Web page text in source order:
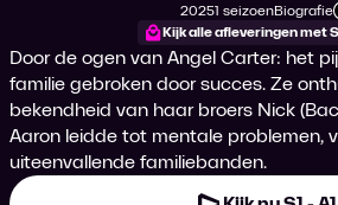
20251 seizoen
Genre
Biografie
Kijk alle afleveringen met
Door de ogen van Angel Carter: het
familie gebroken door succes. Ze
bekendheid van haar broers Nick
Aaron leidde tot mentale problemen,
uiteenvallende familiebanden.